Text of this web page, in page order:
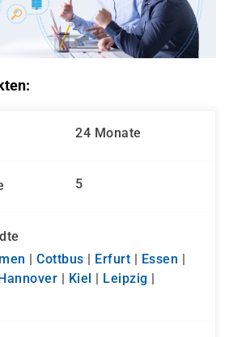
24 Monate
5
Cottbus Erfurt Essen
Hannover Kiel Leipzig